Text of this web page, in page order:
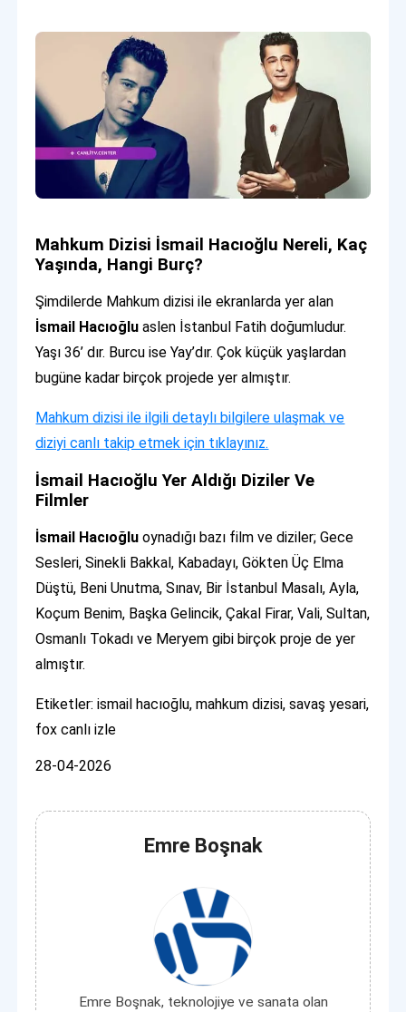
Mahkum Dizisi İsmail Hacıoğlu Nereli, Kaç
Yaşında, Hangi Burç?
Şimdilerde Mahkum dizisi ile ekranlarda yer alan
İsmail Hacıoğlu aslen İstanbul Fatih doğumludur.
Yaşı 36’ dır. Burcu ise Yay’dır. Çok küçük yaşlardan
bugüne kadar birçok projede yer almıştır.
Mahkum dizisi ile ilgili detaylı bilgilere ulaşmak ve
diziyi canlı takip etmek için tıklayınız.
İsmail Hacıoğlu Yer Aldığı Diziler Ve
Filmler
İsmail Hacıoğluoynadığı bazı film ve diziler; Gece
Sesleri, Sinekli Bakkal, Kabadayı, Gökten Üç Elma
Düştü, Beni Unutma, Sınav, Bir İstanbul Masalı, Ayla,
Koçum Benim, Başka Gelincik, Çakal Firar, Vali, Sultan,
Osmanlı Tokadı ve Meryem gibi birçok proje de yer
almıştır.
Etiketler: ismail hacıoğlu, mahkum dizisi, savaş yesari,
fox canlı izle
28-04-2026
Emre Boşnak
Emre Boşnak, teknolojiye ve sanata olan